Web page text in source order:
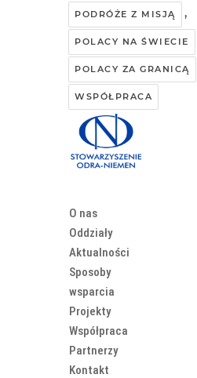
PODRÓŻE Z MISJĄ ,
POLACY NA ŚWIECIE
POLACY ZA GRANICĄ
WSPÓŁPRACA
O nas
Oddziały
Aktualności
Sposoby
wsparcia
Projekty
Współpraca
Partnerzy
Kontakt